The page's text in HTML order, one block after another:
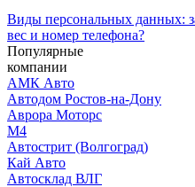
Виды персональных данных:
вес и номер телефона?
Популярные
компании
АМК Авто
Автодом Ростов-на-Дону
Аврора Моторс
М4
Автострит (Волгоград)
Кай Авто
Автосклад ВЛГ